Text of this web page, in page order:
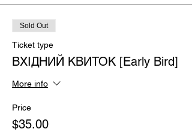
Sold Out
Ticket type
ВХІДНИЙ КВИТОК [Early Bird]
More info
Price
$35.00